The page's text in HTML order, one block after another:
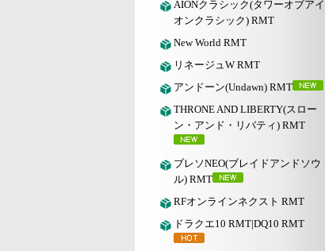
AIONクラシック(タワーオブアイ
オンクラシック) RMT
New World RMT
リネージュW RMT
アンドーン(Undawn) RMT
THRONE AND LIBERTY(スロー
ン・アンド・リバティ) RMT
ブレソNEO(ブレイドアンドソウ
ル) RMT
RFオンラインネクスト RMT
ドラクエ10 RMT|DQ10 RMT